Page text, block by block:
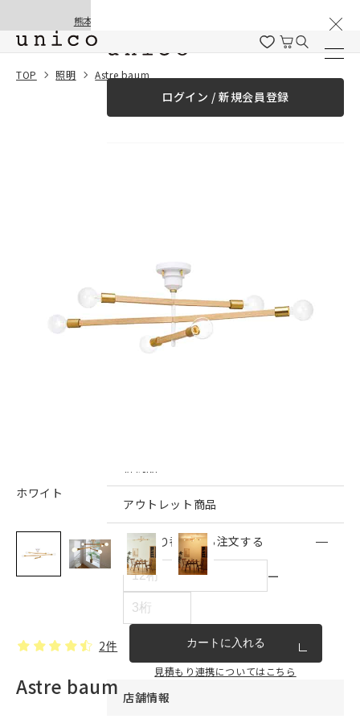
熊本地震の影響による配送遅延と停止について
ログイン / 新規会員登録
カーテン
ラグ
ファブリック雑貨
アウトレット商品
見積もり番号から注文する
ー
カートに入れる
見積もり連携についてはこちら
店舗情報
TOP 照明 Astre baum
一緒に購入する
ホワイト
2件
Astre baum